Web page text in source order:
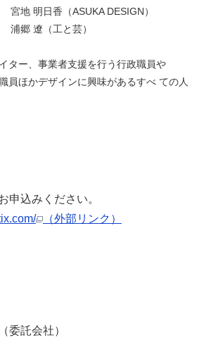
宮地 明日香（ASUKA DESIGN）
浦郷 遼（工と芸）
、事業者支援を行う行政職員や
ザインに興味があるすべ ての人
込みください。
（外部リンク）
託会社）